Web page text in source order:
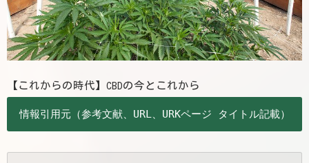
【これからの時代】CBDの今とこれから
情報引用元（参考文献、URL、URKページ タイトル記載）